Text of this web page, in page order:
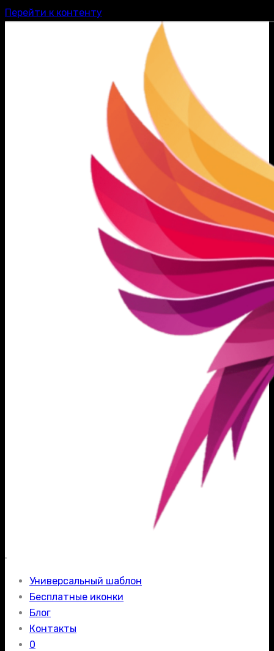
Перейти к контенту
.
Универсальный шаблон
Бесплатные иконки
Блог
Контакты
0